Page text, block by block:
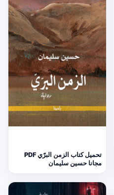
تحميل كتاب الزمن البرّي PDF
مجانا حسين سليمان